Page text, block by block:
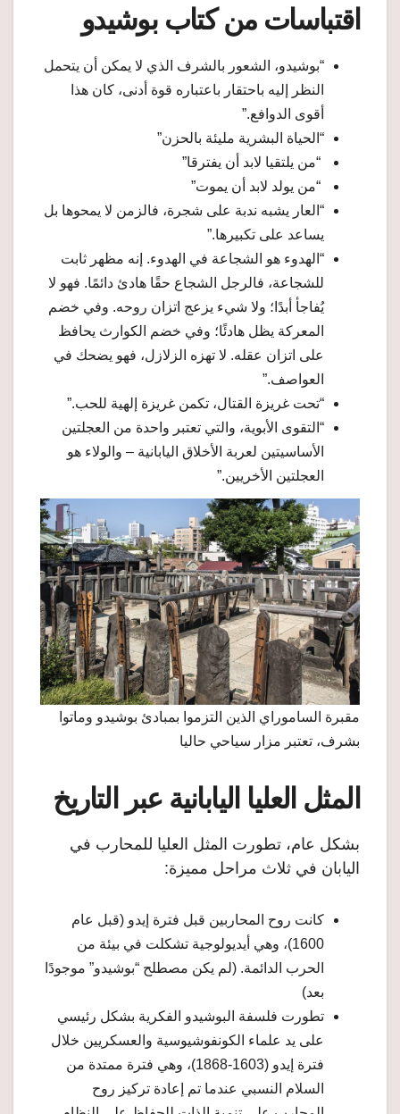
اقتباسات من كتاب بوشيدو
“بوشيدو، الشعور بالشرف الذي لا يمكن أن يتحمل
النظر إليه باحتقار باعتباره قوة أدنى، كان هذا
أقوى الدوافع.”
“الحياة البشرية مليئة بالحزن”
“من يلتقيا لابد أن يفترقا”
“من يولد لابد أن يموت”
“العار يشبه ندبة على شجرة، فالزمن لا يمحوها بل
يساعد على تكبيرها.”
“الهدوء هو الشجاعة في الهدوء. إنه مظهر ثابت
للشجاعة، فالرجل الشجاع حقًا هادئ دائمًا. فهو لا
يُفاجأ أبدًا؛ ولا شيء يزعج اتزان روحه. وفي خضم
المعركة يظل هادئًا؛ وفي خضم الكوارث يحافظ
على اتزان عقله. لا تهزه الزلازل، فهو يضحك في
العواصف.”
“تحت غريزة القتال، تكمن غريزة إلهية للحب.”
“التقوى الأبوية، والتي تعتبر واحدة من العجلتين
الأساسيتين لعربة الأخلاق اليابانية – والولاء هو
العجلتين الأخريين.”
مقبرة الساموراي الذين التزموا بمبادئ بوشيدو وماتوا
بشرف، تعتبر مزار سياحي حاليا
المثل العليا اليابانية عبر التاريخ
بشكل عام، تطورت المثل العليا للمحارب في
اليابان في ثلاث مراحل مميزة:
كانت روح المحاربين قبل فترة إيدو (قبل عام
1600)، وهي أيديولوجية تشكلت في بيئة من
الحرب الدائمة. (لم يكن مصطلح “بوشيدو” موجودًا
بعد)
تطورت فلسفة البوشيدو الفكرية بشكل رئيسي
على يد علماء الكونفوشيوسية والعسكريين خلال
فترة إيدو (1603-1868)، وهي فترة ممتدة من
السلام النسبي عندما تم إعادة تركيز روح